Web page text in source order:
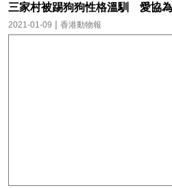
三家村被踢狗狗性格溫馴 愛協
2021-01-09 | 香港動物報